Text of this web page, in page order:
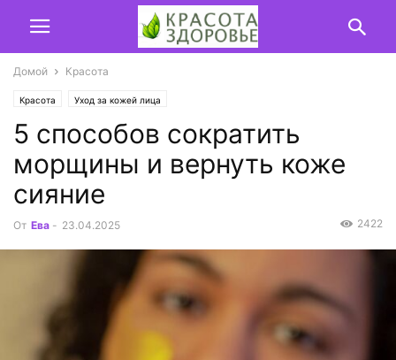
Домой Красота
Красота Уход за кожей лица
5 способов сократить
морщины и вернуть коже
сияние
От Ева - 23.04.2025 2422